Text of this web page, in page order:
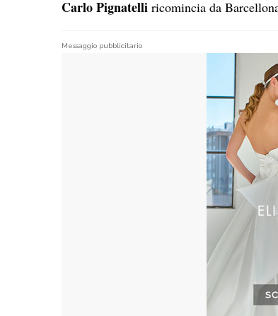
Carlo Pignatelli ricomincia da
Messaggio pubblicitario